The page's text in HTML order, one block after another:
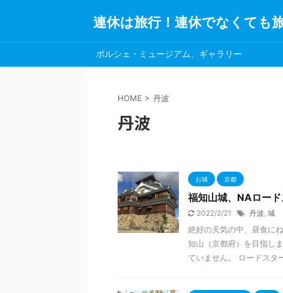
連休は旅行！連休でなくても
ポルシェ・ミュージアム、ギャラリー
HOME > 丹波
丹波
お城 京都
福知山城、NAロー
2022/2/21 丹波, 城
絶好の天気の中、昼食に
知山（京都府）を目指し
ていません。 ロードスタ